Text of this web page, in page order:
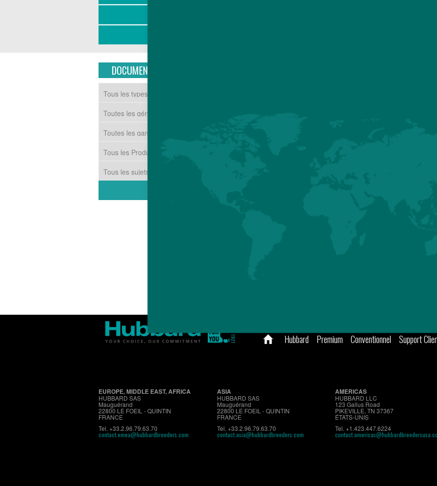
DOCUMENTS TÉLÉCHARGEABLES
Hubbard Premium Conventionnel Support
EUROPE, MIDDLE EAST, AFRICA
HUBBARD SAS
Mauguérand
22800 LE FOEIL - QUINTIN
FRANCE
Tel. +33.2.96.79.63.70
contact.emea@hubbardbreeders.com
ASIA
HUBBARD SAS
Mauguérand
22800 LE FOEIL - QUINTIN
FRANCE
Tel. +33.2.96.79.63.70
contact.asia@hubbardbreeders.com
AMERICAS
HUBBARD LLC
123 Gallus Road
PIKEVILLE, TN 37367
ÉTATS-UNIS
Tel. +1.423.447.6224